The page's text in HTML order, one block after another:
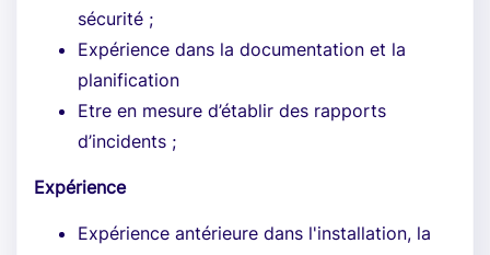
sécurité ;
Expérience dans la documentation et la
planification
Etre en mesure d’établir des rapports
d’incidents ;
Expérience
Expérience antérieure dans l'installation, la